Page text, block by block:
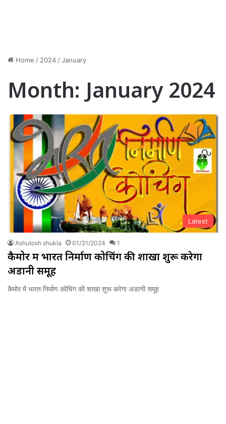
Home / 2024 /January
Month: January 2024
Latest
Ashutosh shukla 01/31/2024 1
कैमोर में भारत निर्माण कोचिंग की शाखा शुरू करेगा
अडानी समूह
कैमोर में भारत निर्माण कोचिंग की शाखा शुरू करेगा अडानी समूह